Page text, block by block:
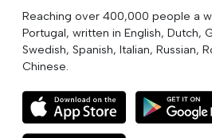
Reaching over 400,000 people a
Portugal, written in English, Dutch,
Swedish, Spanish, Italian, Russian,
Chinese.